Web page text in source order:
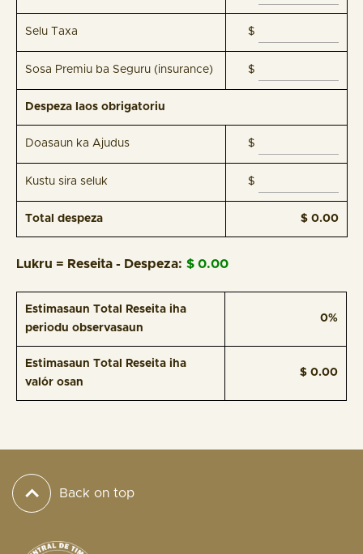
Selu Taxa $
Sosa Premiu ba Seguru (insurance) $
Despeza laos obrigatoriu
Doasaun ka Ajudus $
Kustu sira seluk $
Total despeza $ 0.00
Lukru = Reseita - Despeza: $ 0.00
Estimasaun Total Reseita iha
periodu observasaun
0%
Estimasaun Total Reseita iha
valór osan
$ 0.00
Back on top